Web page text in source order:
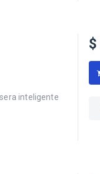
inteligente
$